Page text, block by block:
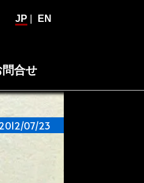
JP EN
問合せ
07/23